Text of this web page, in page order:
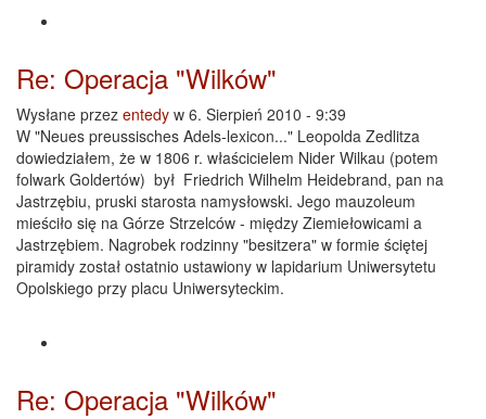
Re: Operacja "Wilków"
Wysłane przez entedy w 6. Sierpień 2010 - 9:39
W "Neues preussisches Adels-lexicon..." Leopolda Zedlitza
dowiedziałem, że w 1806 r. właścicielem Nider Wilkau (potem
folwark Goldertów) był Friedrich Wilhelm Heidebrand, pan na
Jastrzębiu, pruski starosta namysłowski. Jego mauzoleum
mieściło się na Górze Strzelców - między Ziemiełowicami a
Jastrzębiem. Nagrobek rodzinny "besitzera" w formie ściętej
piramidy został ostatnio ustawiony w lapidarium Uniwersytetu
Opolskiego przy placu Uniwersyteckim.
Re: Operacja "Wilków"